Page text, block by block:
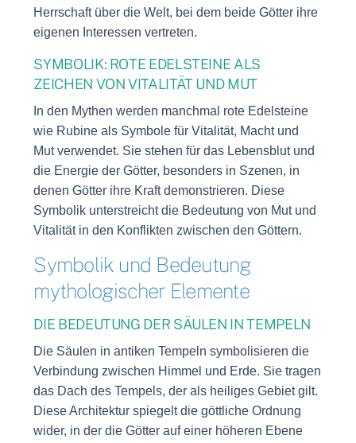
Herrschaft über die Welt, bei dem beide Götter ihre
eigenen Interessen vertreten.
SYMBOLIK: ROTE EDELSTEINE ALS
ZEICHEN VON VITALITÄT UND MUT
In den Mythen werden manchmal rote Edelsteine
wie Rubine als Symbole für Vitalität, Macht und
Mut verwendet. Sie stehen für das Lebensblut und
die Energie der Götter, besonders in Szenen, in
denen Götter ihre Kraft demonstrieren. Diese
Symbolik unterstreicht die Bedeutung von Mut und
Vitalität in den Konflikten zwischen den Göttern.
Symbolik und Bedeutung
mythologischer Elemente
DIE BEDEUTUNG DER SÄULEN IN TEMPELN
Die Säulen in antiken Tempeln symbolisieren die
Verbindung zwischen Himmel und Erde. Sie tragen
das Dach des Tempels, der als heiliges Gebiet gilt.
Diese Architektur spiegelt die göttliche Ordnung
wider, in der die Götter auf einer höheren Ebene